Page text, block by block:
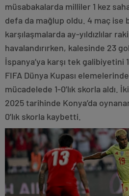
müsabakalarda milliler 1 kez
defa da mağlup oldu. 4 maç ise
karşılaşmalarda ay-yıldızlılar
havalandırırken, kalesinde 23
İspanya’ya karşı tek galibiyetini
FIFA Dünya Kupası
mücadelede 1-0’lık skorla aldı.
2025 tarihinde Konya’da
0’lık skorla kaybetti.